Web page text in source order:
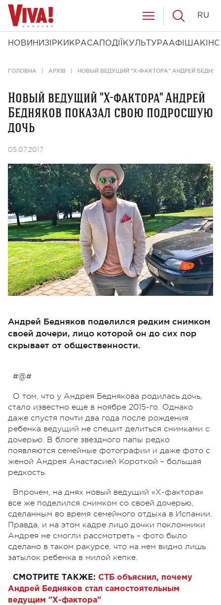
НОВИНИ ЗІРКИ КРАСА ПОДІЇ КУЛЬТУРААФІША КІНО
RU
ГОЛОВНА АРХІВ НОВЫЙ ВЕДУЩИЙ "Х-ФАКТОРА" АНДРЕЙ
Новый ведущий "Х-фактора" Андрей
Бедняков показал свою подросшую
дочь
05.07.2017
Андрей Бедняков поделился редким снимком
своей дочери, лицо которой он до сих пор
скрывает от общественности.
#@#
О том, что у Андрея Беднякова родилась дочь,
стало известно еще в ноябре 2015-го. Однако
даже спустя почти два года после рождения
ребенка ведущий не спешит делиться снимками с
дочерью. В блоге звездного папы редко
появляются семейные фотографии и даже фото с
женой Андрея Анастасией Короткой – большая
редкость.
Впрочем, на днях новый ведущий «Х-фактора»
все же поделился снимком со своей дочерью,
сделанным во время семейного отдыха в Испании.
Правда, и на этом кадре лицо дочки поклонники
Андрея не смогли рассмотреть – фото было
сделано в таком ракурсе, что на нем видно лишь
затылок ребенка в милой кепке.
СМОТРИТЕ ТАКЖЕ: СТБ объяснил, почему
Андрей Бедняков стал самостоятельным
ведущим "Х-фактора"